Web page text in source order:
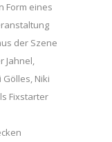
Form eines
der Szene
Jahnel,
Niki
Fixstarter